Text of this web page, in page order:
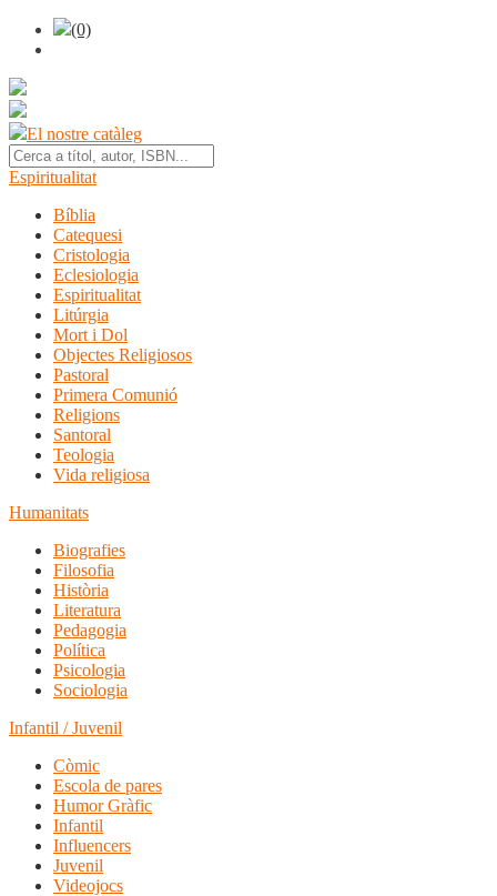
(0)
El nostre catàleg
Espiritualitat
Bíblia
Catequesi
Cristologia
Eclesiologia
Espiritualitat
Litúrgia
Mort i Dol
Objectes Religiosos
Pastoral
Primera Comunió
Religions
Santoral
Teologia
Vida religiosa
Humanitats
Biografies
Filosofia
Història
Literatura
Pedagogia
Política
Psicologia
Sociologia
Infantil / Juvenil
Còmic
Escola de pares
Humor Gràfic
Infantil
Influencers
Juvenil
Videojocs